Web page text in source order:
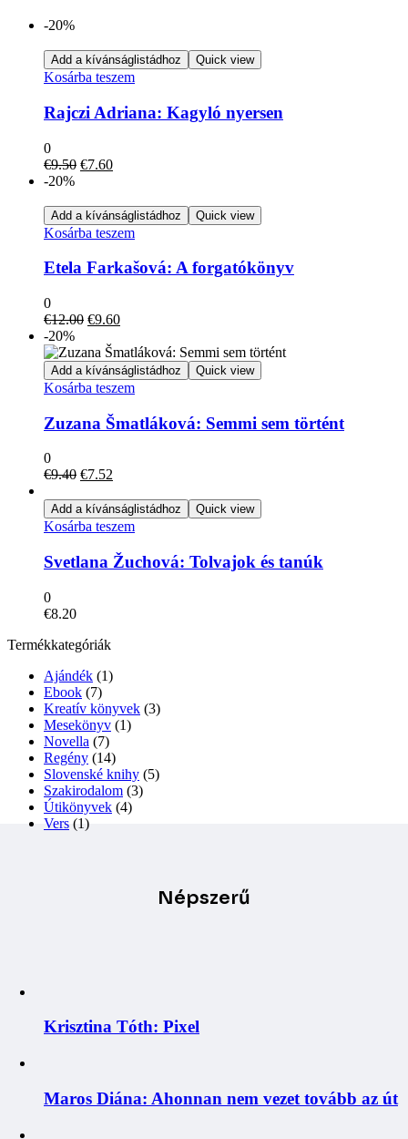
-20%
Add a kívánságlistádhoz Quick view
Kosárba teszem
Rajczi Adriana: Kagyló nyersen
0
€9.50 Original
€9.50.
€7.60Current
€7.60.
-20%
Add a kívánságlistádhoz Quick view
Kosárba teszem
Etela Farkašová: A forgatókönyv
0
€12.00 Original
was:
€12.00.
€9.60Current
is:
€9.60.
-20%
Add a kívánságlistádhoz Quick view
Kosárba teszem
Zuzana Šmatláková: Semmi sem történt
0
€9.40 Original
was:
€9.40.
€7.52
is:
€7.52.
Add a kívánságlistádhoz Quick view
Kosárba teszem
Svetlana Žuchová: Tolvajok és tanúk
0
€8.20
Termékkategóriák
Ajándék (1)
Ebook (7)
Kreatív könyvek (3)
Mesekönyv (1)
Novella (7)
Regény (14)
Slovenské knihy (5)
Szakirodalom (3)
Útikönyvek (4)
Vers (1)
Népszerű
Krisztina Tóth: Pixel
Maros Diána: Ahonnan nem vezet tovább az út